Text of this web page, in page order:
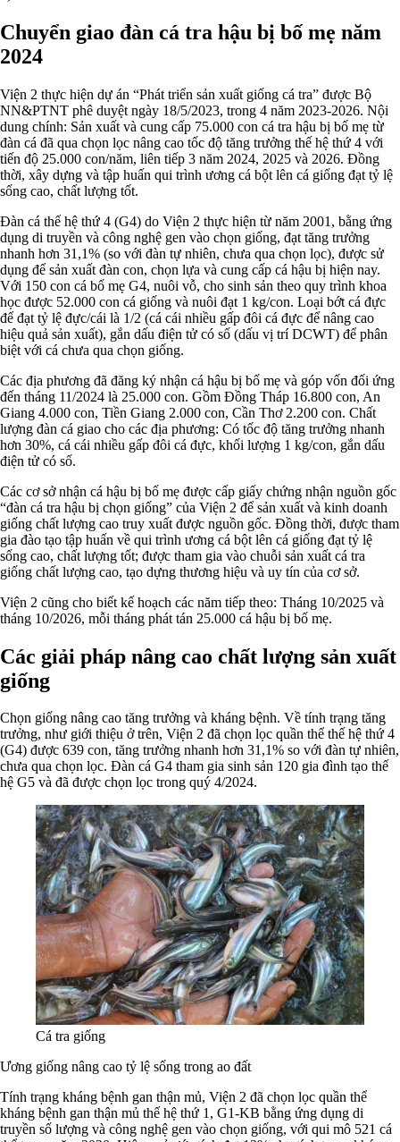
Chuyển giao đàn cá tra hậu bị bố mẹ năm
2024
Viện 2 thực hiện dự án “Phát triển sản xuất giống cá tra” được Bộ
NN&PTNT phê duyệt ngày 18/5/2023, trong 4 năm 2023-2026. Nội
dung chính: Sản xuất và cung cấp 75.000 con cá tra hậu bị bố mẹ từ
đàn cá đã qua chọn lọc nâng cao tốc độ tăng trưởng thế hệ thứ 4 với
tiến độ 25.000 con/năm, liên tiếp 3 năm 2024, 2025 và 2026. Đồng
thời, xây dựng và tập huấn qui trình ương cá bột lên cá giống đạt tỷ lệ
sống cao, chất lượng tốt.
Đàn cá thế hệ thứ 4 (G4) do Viện 2 thực hiện từ năm 2001, bằng ứng
dụng di truyền và công nghệ gen vào chọn giống, đạt tăng trưởng
nhanh hơn 31,1% (so với đàn tự nhiên, chưa qua chọn lọc), được sử
dụng để sản xuất đàn con, chọn lựa và cung cấp cá hậu bị hiện nay.
Với 150 con cá bố mẹ G4, nuôi vỗ, cho sinh sản theo quy trình khoa
học được 52.000 con cá giống và nuôi đạt 1 kg/con. Loại bớt cá đực
để đạt tỷ lệ đực/cái là 1/2 (cá cái nhiều gấp đôi cá đực để nâng cao
hiệu quả sản xuất), gắn dấu điện tử có số (dấu vị trí DCWT) để phân
biệt với cá chưa qua chọn giống.
Các địa phương đã đăng ký nhận cá hậu bị bố mẹ và góp vốn đối ứng
đến tháng 11/2024 là 25.000 con. Gồm Đồng Tháp 16.800 con, An
Giang 4.000 con, Tiền Giang 2.000 con, Cần Thơ 2.200 con. Chất
lượng đàn cá giao cho các địa phương: Có tốc độ tăng trưởng nhanh
hơn 30%, cá cái nhiều gấp đôi cá đực, khối lượng 1 kg/con, gắn dấu
điện tử có số.
Các cơ sở nhận cá hậu bị bố mẹ được cấp giấy chứng nhận nguồn gốc
“đàn cá tra hậu bị chọn giống” của Viện 2 để sản xuất và kinh doanh
giống chất lượng cao truy xuất được nguồn gốc. Đồng thời, được tham
gia đào tạo tập huấn về qui trình ương cá bột lên cá giống đạt tỷ lệ
sống cao, chất lượng tốt; được tham gia vào chuỗi sản xuất cá tra
giống chất lượng cao, tạo dựng thương hiệu và uy tín của cơ sở.
Viện 2 cũng cho biết kế hoạch các năm tiếp theo: Tháng 10/2025 và
tháng 10/2026, mỗi tháng phát tán 25.000 cá hậu bị bố mẹ.
Các giải pháp nâng cao chất lượng sản xuất
giống
Chọn giống nâng cao tăng trưởng và kháng bệnh. Về tính trạng tăng
trưởng, như giới thiệu ở trên, Viện 2 đã chọn lọc quần thể thế hệ thứ 4
(G4) được 639 con, tăng trưởng nhanh hơn 31,1% so với đàn tự nhiên,
chưa qua chọn lọc. Đàn cá G4 tham gia sinh sản 120 gia đình tạo thế
hệ G5 và đã được chọn lọc trong quý 4/2024.
Cá tra giống
Ương giống nâng cao tỷ lệ sống trong ao đất
Tính trạng kháng bệnh gan thận mủ, Viện 2 đã chọn lọc quần thể
kháng bệnh gan thận mủ thế hệ thứ 1, G1-KB bằng ứng dụng di
truyền số lượng và công nghệ gen vào chọn giống, với qui mô 521 cá